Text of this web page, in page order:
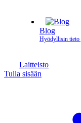
Blog
Hyödyllisin tieto
Laitteisto
Tulla sisään